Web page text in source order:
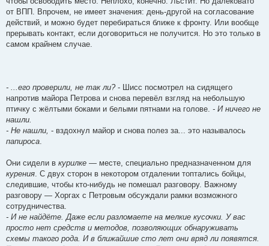
от ВПП. Впрочем, не имеет значения: день-другой на согласование
действий, и можно будет перебираться ближе к фронту. Или вообще
прерывать контакт, если договориться не получится. Но это только в
самом крайнем случае.
- ...его проверили, не так ли?- Шисс посмотрел на сидящего
напротив майора Петрова и снова перевёл взгляд на небольшую
птичку с жёлтыми боками и белыми пятнами на голове. - И ничего не
нашли.
- Не нашли, - вздохнул майор и снова полез за... это называлось
папироса.
Они сидели в курилке — месте, специально предназначенном для
курения. С двух сторон в некотором отдалении топтались бойцы,
следившие, чтобы кто-нибудь не помешал разговору. Важному
разговору — Хоргах с Петровым обсуждали рамки возможного
сотрудничества.
- И не найдёте. Даже если разломаете на мелкие кусочки. У вас
просто нет средств и методов, позволяющих обнаруживать
схемы такого рода. И в ближайшие сто лет они вряд ли появятся.